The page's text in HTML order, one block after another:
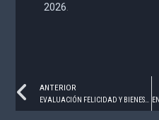
2026.
Prev
ANTERIOR